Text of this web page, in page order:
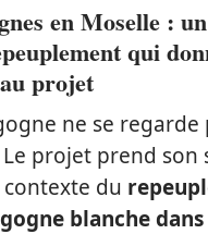
en Moselle :
qui
projet
ne se regarde
projet prend son
contexte du
blanche dans